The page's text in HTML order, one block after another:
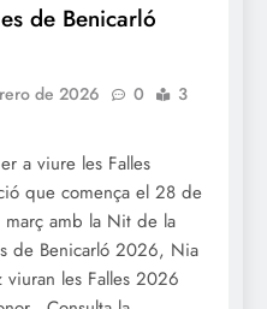
de Benicarló
de 2026 0
3
a viure les Falles
que comença el 28 de
amb la Nit de la
de Benicarló 2026, Nia
viuran les Falles 2026